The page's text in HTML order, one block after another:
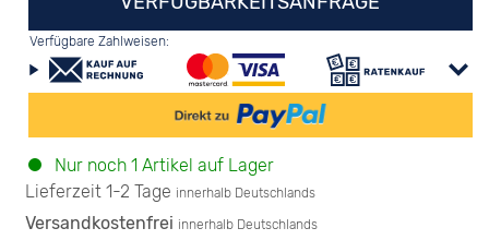
Verfügbare Zahlweisen:
Nur noch 1 Artikel auf Lager
Lieferzeit 1-2 Tage innerhalb Deutschlands
Versandkostenfrei innerhalb Deutschlands